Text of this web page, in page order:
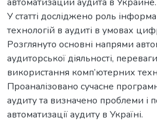
У статті досліджено роль
технологій в аудиті в умовах
Розглянуто основні напрями
аудиторської діяльності,
використання комп’ютерних
Проаналізовано сучасне
аудиту та визначено проблеми і
автоматизації аудиту в Україні.